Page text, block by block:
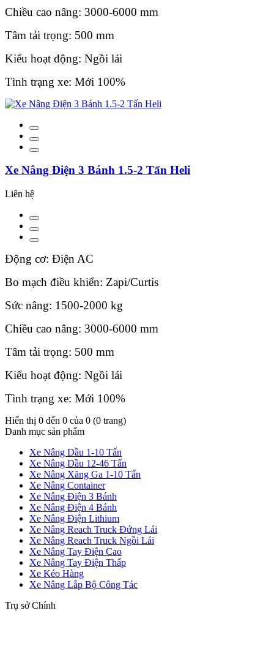
Chiều cao nâng: 3000-6000 mm
Tâm tải trọng: 500 mm
Kiểu hoạt động: Ngồi lái
Tình trạng xe: Mới 100%
Xe Nâng Điện 3 Bánh 1.5-2 Tấn Heli
Liên hệ
Động cơ: Điện AC
Bo mạch điều khiển: Zapi/Curtis
Sức nâng: 1500-2000 kg
Chiều cao nâng: 3000-6000 mm
Tâm tải trọng: 500 mm
Kiểu hoạt động: Ngồi lái
Tình trạng xe: Mới 100%
Hiển thị 0 đến 0 của 0 (0 trang)
Danh mục sản phẩm
Xe Nâng Dầu 1-10 Tấn
Xe Nâng Dầu 12-46 Tấn
Xe Nâng Xăng Ga 1-10 Tấn
Xe Nâng Container
Xe Nâng Điện 3 Bánh
Xe Nâng Điện 4 Bánh
Xe Nâng Điện Lithium
Xe Nâng Reach Truck Đứng Lái
Xe Nâng Reach Truck Ngồi Lái
Xe Nâng Tay Điện Cao
Xe Nâng Tay Điện Thấp
Xe Kéo Hàng
Xe Nâng Lắp Bộ Công Tác
Trụ sở Chính